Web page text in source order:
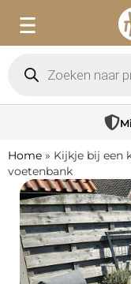
Home » Kijkje bij een
voetenbank